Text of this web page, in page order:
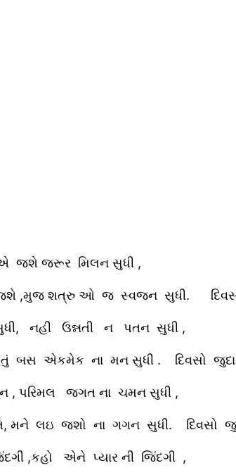
જશે જરૂર મિલન સુધી ,
જશે ,મુજ શત્રુ ઓ જ સ્વજન સુધી.
નહી ઉન્નતી ન પતન સુધી ,
એકમેક ના મન સુધી . દિવસો
, પરિમલ જગત ના ચમન સુધી ,
મને લઇ જશો ના ગગન સુધી. દિવસો
,કહો એને પ્યાર ની જિંદગી ,